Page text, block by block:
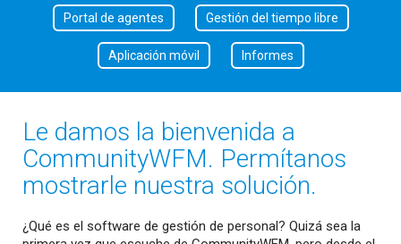
Portal de agentes Gestión del tiempo libre
Aplicación móvil Informes
Le damos la bienvenida a
CommunityWFM. Permítanos
mostrarle nuestra solución.
¿Qué es el software de gestión de personal? Quizá sea la